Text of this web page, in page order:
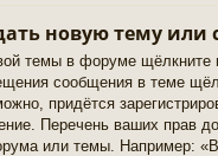
новую тему или
темы в форуме щёлкните
сообщения в теме
придётся
Перечень ваших прав
или темы. Например: